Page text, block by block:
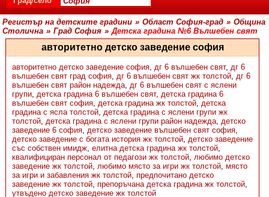
Регистър на детските градини » Област София-град » Община
Столична » Град София » Детска градина №6 Вълшебен свят
авторитетно детско заведение софия
авторитетно детско заведение софия, дг 6 вълшебен свят, дг 6
вълшебен свят град софия, дг 6 вълшебен свят жк толстой, дг 6
вълшебен свят район надежда, дг 6 вълшебен свят с яслени
групи, детска градина 6 вълшебен свят, детска градина 6
вълшебен свят софия, детска градина жк толстой, детска
градина с ясла толстой, детска градина с яслени групи жк
толстой, детска градина с яслени групи район надежда, детско
заведение 6 софия, детско заведение вълшебен свят софия,
детско заведение с богата история жк толстой, детско заведение
със собствен имидж, елитна детска градина жк толстой,
квалифициран персонал от педагози жк толстой, любимо детско
заведение жк толстой, любимо място за игри жк толстой, място
за игри и забавления жк толстой, предпочитано детско
заведение жк толстой, препоръчана детска градина жк толстой,
утвъдено детско заведение жк толстой